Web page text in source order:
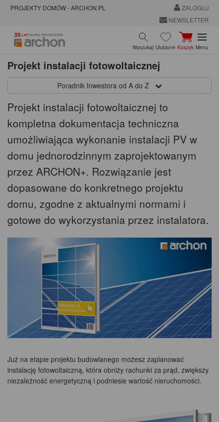
PROJEKTY DOMÓW - ARCHON.PL
ZALOGUJ
NEWSLETTER
Wyszukaj Ulubione Koszyk Menu
Projekt instalacji fotowoltaicznej
Poradnik Inwestora od A do Z
Projekt instalacji fotowoltaicznej to
kompletna dokumentacja techniczna
umożliwiająca wykonanie instalacji PV w
domu jednorodzinnym zaprojektowanym
przez ARCHON+. Rozwiązanie jest
dopasowane do konkretnego projektu
domu, zgodne z aktualnymi normami i
gotowe do wykorzystania przez instalatora.
Już na etapie projektu budowlanego możesz zaplanować
instalację fotowoltaiczną, która obniży rachunki za prąd, zwiększy
niezależność energetyczną i podniesie wartość nieruchomości.